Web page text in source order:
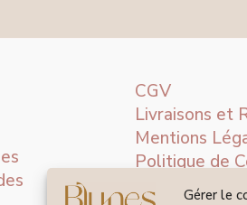
Gérer le
CGV
Livraisons et
Mentions
Politique de